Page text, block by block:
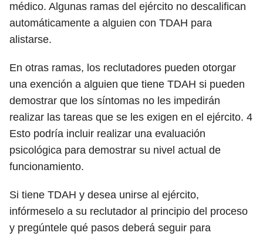
médico. Algunas ramas del ejército no descalifican
automáticamente a alguien con TDAH para
alistarse.
En otras ramas, los reclutadores pueden otorgar
una exención a alguien que tiene TDAH si pueden
demostrar que los síntomas no les impedirán
realizar las tareas que se les exigen en el ejército. 4
Esto podría incluir realizar una evaluación
psicológica para demostrar su nivel actual de
funcionamiento.
Si tiene TDAH y desea unirse al ejército,
infórmeselo a su reclutador al principio del proceso
y pregúntele qué pasos deberá seguir para